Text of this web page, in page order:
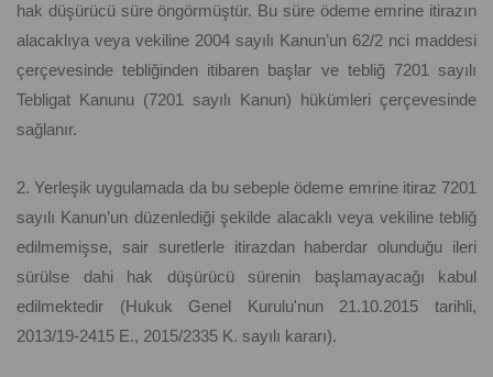
hak düşürücü süre öngörmüştür. Bu süre ödeme emrine itirazın
alacaklıya veya vekiline 2004 sayılı Kanun’un 62/2 nci maddesi
çerçevesinde tebliğinden itibaren başlar ve tebliğ 7201 sayılı
Tebligat Kanunu (7201 sayılı Kanun) hükümleri çerçevesinde
sağlanır.
2. Yerleşik uygulamada da bu sebeple ödeme emrine itiraz 7201
sayılı Kanun’un düzenlediği şekilde alacaklı veya vekiline tebliğ
edilmemişse, sair suretlerle itirazdan haberdar olunduğu ileri
sürülse dahi hak düşürücü sürenin başlamayacağı kabul
edilmektedir (Hukuk Genel Kurulu'nun 21.10.2015 tarihli,
2013/19-2415 E., 2015/2335 K. sayılı kararı).